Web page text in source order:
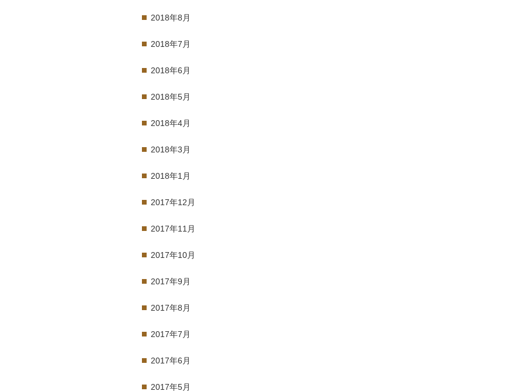
2018年8月
2018年7月
2018年6月
2018年5月
2018年4月
2018年3月
2018年1月
2017年12月
2017年11月
2017年10月
2017年9月
2017年8月
2017年7月
2017年6月
2017年5月